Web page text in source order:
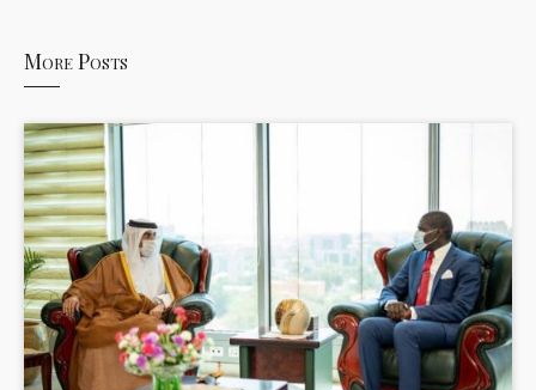
More Posts